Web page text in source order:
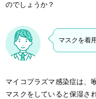
のでしょうか？
マスクを着
マイコプラズマ感染症は、
マスクをしていると保湿さ